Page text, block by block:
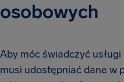
osobowych
Aby móc świadczyć
musi udostępniać dane w